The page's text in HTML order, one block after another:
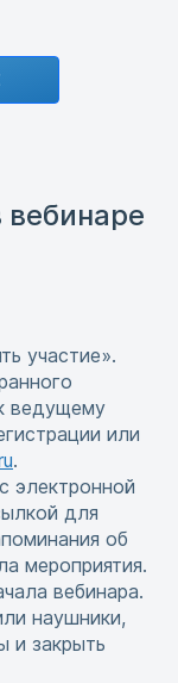
вебинаре
участие».
ведущему
или
.
электронной
для
об
мероприятия.
вебинара.
наушники,
и закрыть